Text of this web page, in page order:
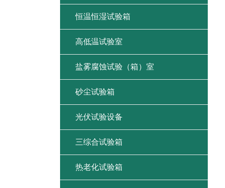
恒温恒湿试验箱
高低温试验室
盐雾腐蚀试验（箱）室
砂尘试验箱
光伏试验设备
三综合试验箱
热老化试验箱